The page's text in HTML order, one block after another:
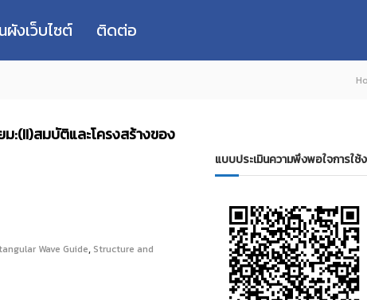
ผังเว็บไซต์ ติดต่อ
:(II)สมบัติและโครงสร้างของ
Wave Guide, Structure and
แบบประเมินความพึงพอใจการใ